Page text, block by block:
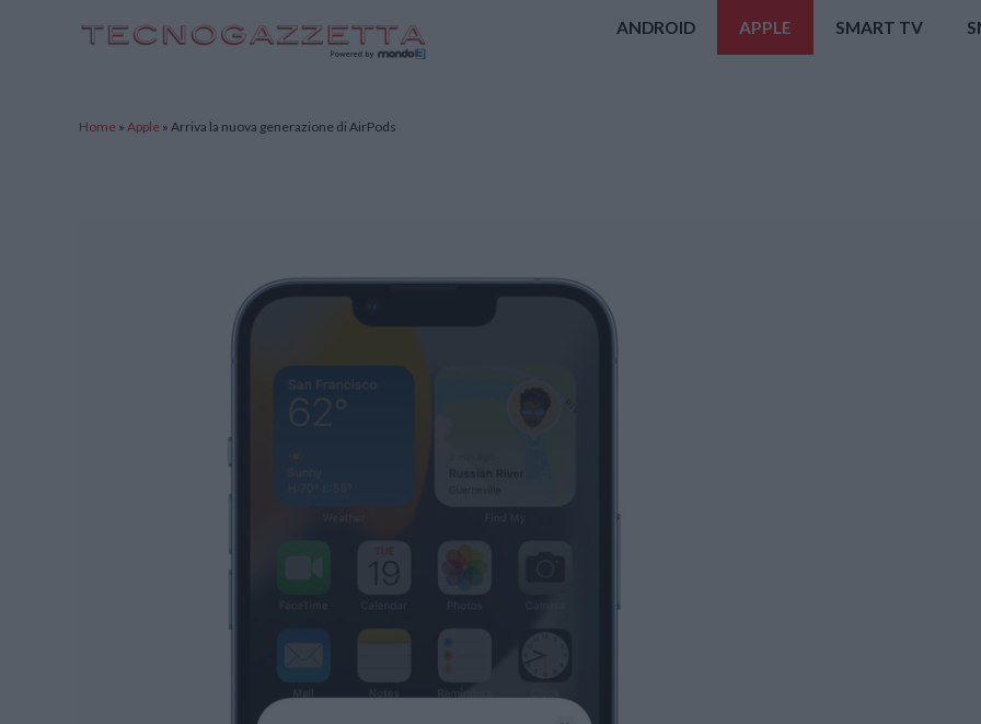
ANDROID APPLE SMART TV
Home » Apple » Arriva la nuova generazione di AirPods